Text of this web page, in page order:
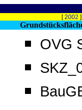
[2002
OVG